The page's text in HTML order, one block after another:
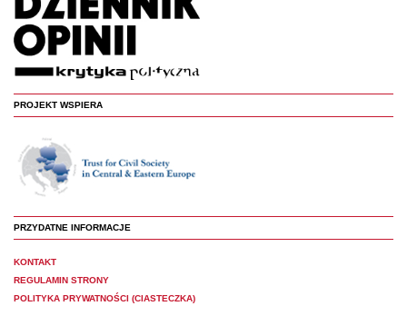
PROJEKT WSPIERA
PRZYDATNE INFORMACJE
KONTAKT
REGULAMIN STRONY
POLITYKA PRYWATNOŚCI (CIASTECZKA)